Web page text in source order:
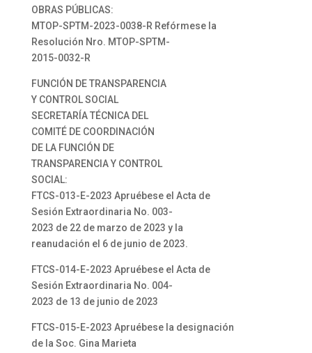
OBRAS PÚBLICAS:
MTOP-SPTM-2023-0038-R Refórmese la
Resolución Nro. MTOP-SPTM-
2015-0032-R
FUNCIÓN DE TRANSPARENCIA
Y CONTROL SOCIAL
SECRETARÍA TÉCNICA DEL
COMITÉ DE COORDINACIÓN
DE LA FUNCIÓN DE
TRANSPARENCIA Y CONTROL
SOCIAL:
FTCS-013-E-2023 Apruébese el Acta de
Sesión Extraordinaria No. 003-
2023 de 22 de marzo de 2023 y la
reanudación el 6 de junio de 2023.
FTCS-014-E-2023 Apruébese el Acta de
Sesión Extraordinaria No. 004-
2023 de 13 de junio de 2023
FTCS-015-E-2023 Apruébese la designación
de la Soc. Gina Marieta